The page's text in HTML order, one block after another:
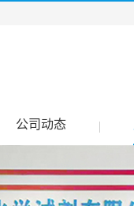
公司动态